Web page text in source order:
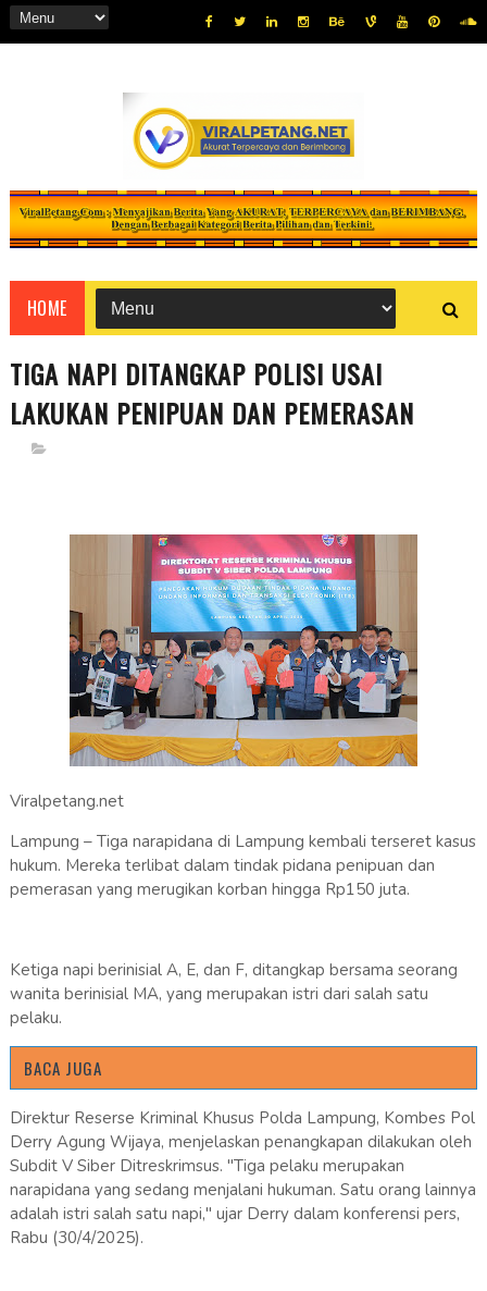
HOME
TIGA NAPI DITANGKAP POLISI USAI
LAKUKAN PENIPUAN DAN PEMERASAN
Viralpetang.net
Lampung – Tiga narapidana di Lampung kembali terseret kasus
hukum. Mereka terlibat dalam tindak pidana penipuan dan
pemerasan yang merugikan korban hingga Rp150 juta.
Ketiga napi berinisial A, E, dan F, ditangkap bersama seorang
wanita berinisial MA, yang merupakan istri dari salah satu
pelaku.
BACA JUGA
Direktur Reserse Kriminal Khusus Polda Lampung, Kombes Pol
Derry Agung Wijaya, menjelaskan penangkapan dilakukan oleh
Subdit V Siber Ditreskrimsus. "Tiga pelaku merupakan
narapidana yang sedang menjalani hukuman. Satu orang lainnya
adalah istri salah satu napi," ujar Derry dalam konferensi pers,
Rabu (30/4/2025).